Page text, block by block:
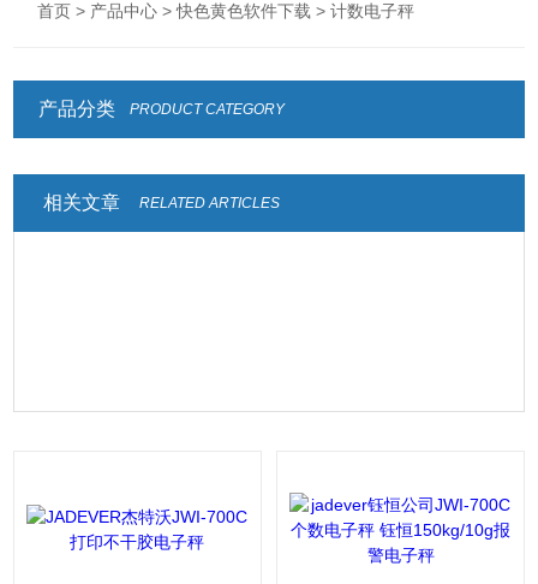
首页 > 产品中心 >快色黄色软件下载 > 计数电子秤
产品分类 PRODUCT CATEGORY
相关文章 RELATED ARTICLES